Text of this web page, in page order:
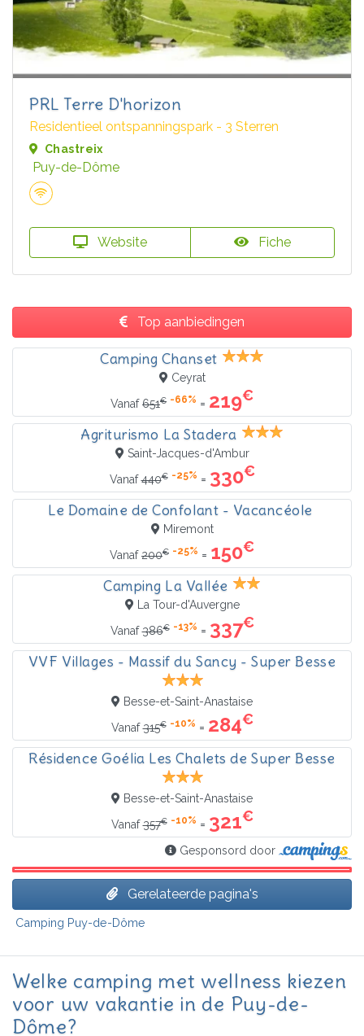
PRL Terre D'horizon
Residentieel ontspanningspark - 3 Sterren
Chastreix
Puy-de-Dôme
Website Fiche
Top aanbiedingen
Camping Chanset
Ceyrat
Vanaf651€ -66% = 219€
Agriturismo La Stadera
Saint-Jacques-d'Ambur
Vanaf440€ -25% = 330€
Le Domaine de Confolant - Vacancéole
Miremont
Vanaf200€ -25% = 150€
Camping La Vallée
La Tour-d'Auvergne
Vanaf386€ -13% = 337€
VVF Villages - Massif du Sancy - Super Besse
Besse-et-Saint-Anastaise
Vanaf315€ -10% = 284€
Résidence Goélia Les Chalets de Super Besse
Besse-et-Saint-Anastaise
Vanaf357€ -10% = 321€
Gesponsord door
Gerelateerde pagina's
Camping Puy-de-Dôme
Welke camping met wellness kiezen
voor uw vakantie in de Puy-de-
Dôme?